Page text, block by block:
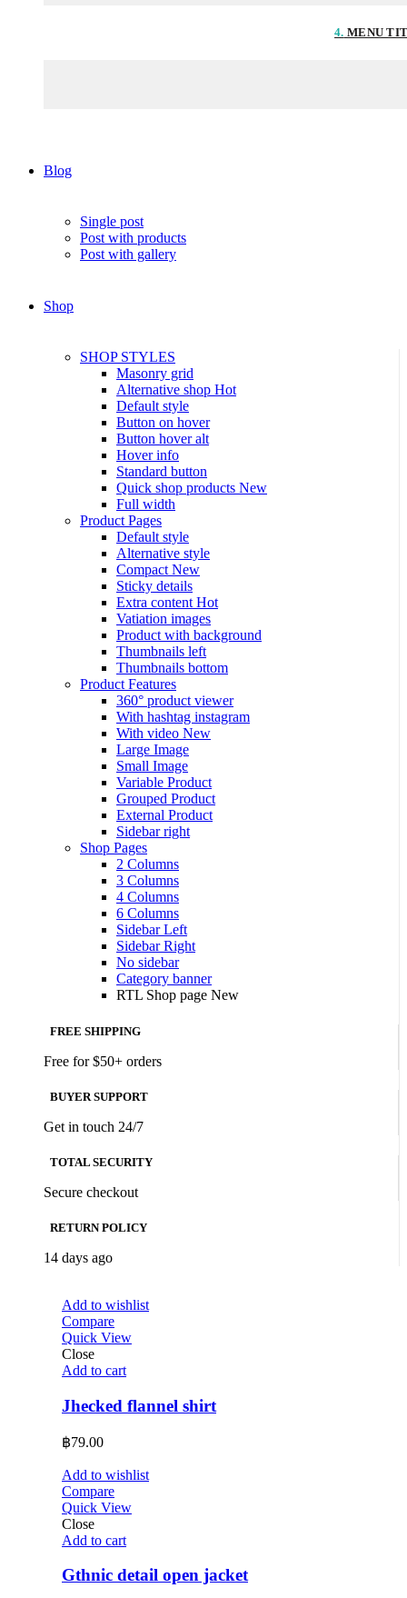
4. MENU
Blog
Single post
Post with products
Post with gallery
Shop
SHOP STYLES
Masonry grid
Alternative shop Hot
Default style
Button on hover
Button hover alt
Hover info
Standard button
Quick shop products New
Full width
Product Pages
Default style
Alternative style
Compact New
Sticky details
Extra content Hot
Vatiation images
Product with background
Thumbnails left
Thumbnails bottom
Product Features
360° product viewer
With hashtag instagram
With video New
Large Image
Small Image
Variable Product
Grouped Product
External Product
Sidebar right
Shop Pages
2 Columns
3 Columns
4 Columns
6 Columns
Sidebar Left
Sidebar Right
No sidebar
Category banner
RTL Shop page New
FREE SHIPPING
Free for $50+ orders
BUYER SUPPORT
Get in touch 24/7
TOTAL SECURITY
Secure checkout
RETURN POLICY
14 days ago
Add to wishlist
Compare
Quick View
Close
Add to cart
Jhecked flannel shirt
฿79.00
Add to wishlist
Compare
Quick View
Close
Add to cart
Gthnic detail open jacket